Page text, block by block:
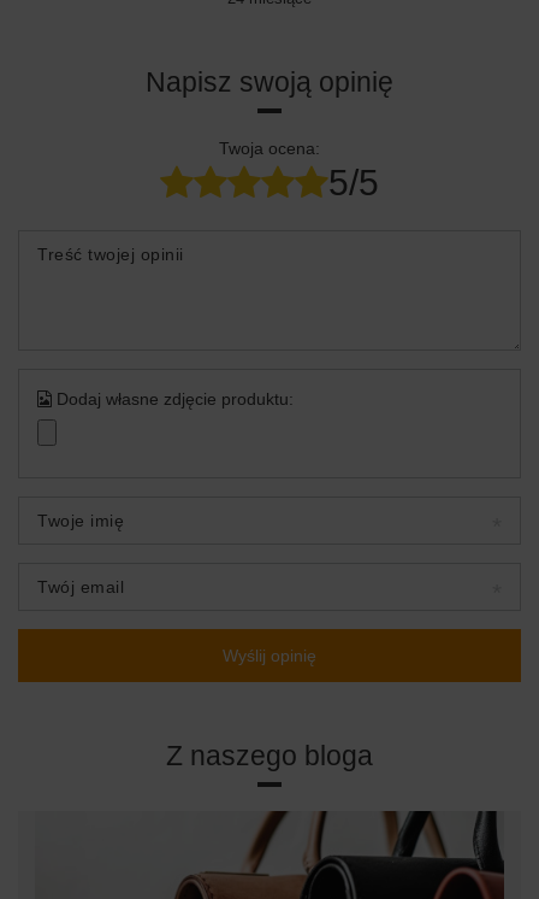
Napisz swoją opinię
Twoja ocena:
5/5
Treść twojej opinii
Dodaj własne zdjęcie produktu:
Twoje imię
Twój email
Wyślij opinię
Z naszego bloga